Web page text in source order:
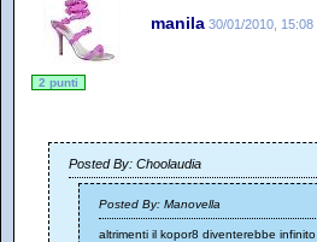
manila 30/01/2010, 15:08
2 punti
Posted By: Choolaudia
Posted By: Manovella
altrimenti il kopor8 diventerebbe infinito